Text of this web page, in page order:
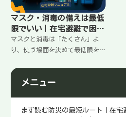
マスク・消毒の備えは最低
限でいい｜在宅避難で困ら
ないライン
マスクと消毒は「たくさん」よ
り、使う場面を決めて最低限を
要になる状況、備える量の考え
方、置き場所と使い方のコツを
メニュー
まず読む防災の最短ルート｜在宅